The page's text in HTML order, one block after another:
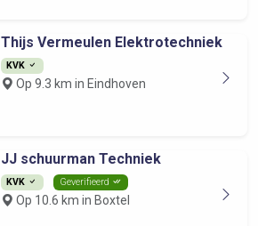
Thijs Vermeulen Elektrotechniek
KVK
Op 9.3 km in Eindhoven
JJ schuurman Techniek
KVK Geverifieerd
Op 10.6 km in Boxtel